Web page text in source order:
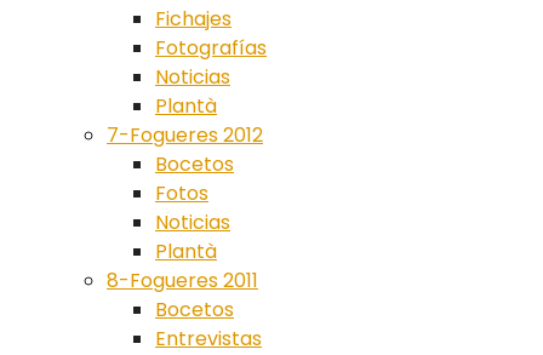
Fichajes
Fotografías
Noticias
Plantà
7-Fogueres 2012
Bocetos
Fotos
Noticias
Plantà
8-Fogueres 2011
Bocetos
Entrevistas